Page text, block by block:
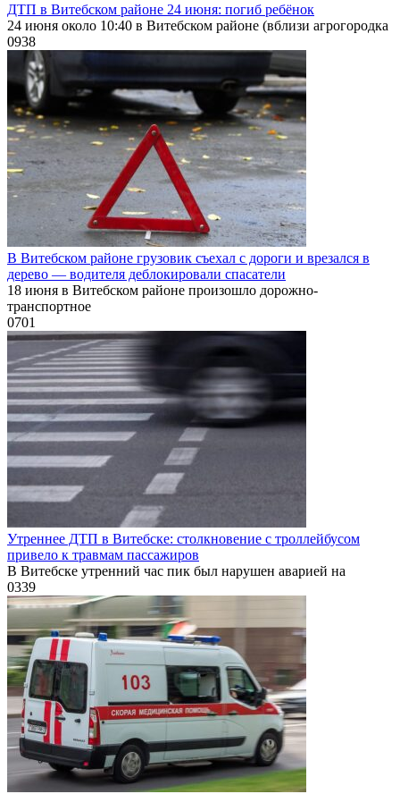
ДТП в Витебском районе 24 июня: погиб ребёнок
24 июня около 10:40 в Витебском районе (вблизи агрогородка
0938
В Витебском районе грузовик съехал с дороги и врезался в
дерево — водителя деблокировали спасатели
18 июня в Витебском районе произошло дорожно-
транспортное
0701
Утреннее ДТП в Витебске: столкновение с троллейбусом
привело к травмам пассажиров
В Витебске утренний час пик был нарушен аварией на
0339